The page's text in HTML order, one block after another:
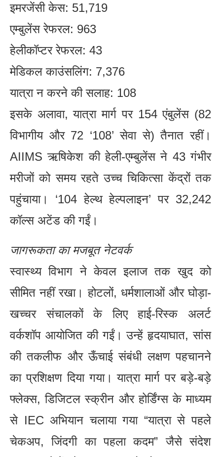
इमरजेंसी केस: 51,719
एम्बुलेंस रेफरल: 963
हेलीकॉप्टर रेफरल: 43
मेडिकल काउंसलिंग: 7,376
यात्रा न करने की सलाह: 108
इसके अलावा, यात्रा मार्ग पर 154 एंबुलेंस (82
विभागीय और 72 ‘108’ सेवा से) तैनात रहीं।
AIIMS ऋषिकेश की हेली-एम्बुलेंस ने 43 गंभीर
मरीजों को समय रहते उच्च चिकित्सा केंद्रों तक
पहुंचाया। ‘104 हेल्थ हेल्पलाइन’ पर 32,242
कॉल्स अटेंड की गईं।
जागरूकता का मजबूत नेटवर्क
स्वास्थ्य विभाग ने केवल इलाज तक खुद को
सीमित नहीं रखा। होटलों, धर्मशालाओं और घोड़ा-
खच्चर संचालकों के लिए हाई-रिस्क अलर्ट
वर्कशॉप आयोजित की गईं। उन्हें हृदयाघात, सांस
की तकलीफ और ऊँचाई संबंधी लक्षण पहचानने
का प्रशिक्षण दिया गया। यात्रा मार्ग पर बड़े-बड़े
फ्लेक्स, डिजिटल स्क्रीन और होर्डिंग्स के माध्यम
से IEC अभियान चलाया गया “यात्रा से पहले
चेकअप, जिंदगी का पहला कदम” जैसे संदेश